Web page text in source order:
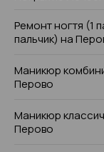
Ремонт ногтя (1
пальчик) на
Маникюр
Перово
Маникюр
Перово